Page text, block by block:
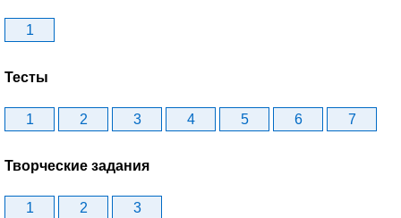
1
Тесты
1 2 3 4 5 6 7
Творческие задания
1 2 3